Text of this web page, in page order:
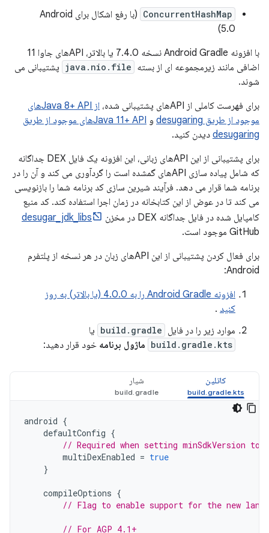
ConcurrentHashMap
(با رفع اشکال برای Android
5.0)
با افزونه Android Gradle نسخه 7.4.0 یا بالاتر، APIهای جاوا 11
اضافی مانند زیرمجموعه ای از بسته java.nio.file پشتیبانی می
شوند.
برای فهرست کاملی از APIهای پشتیبانی شده،
از Java 8+ APIهای
موجود از طریق desugaring
و
Java 11+ APIهای موجود از طریق
desugaring دیدن کنید.
برای پشتیبانی از این APIهای زبانی، این افزونه یک فایل DEX جداگانه
که شامل پیاده سازی APIهای گمشده است را گردآوری می کند و آن را در
برنامه شما قرار می دهد. فرآیند شیرین سازی کد برنامه شما را بازنویسی
می کند تا در عوض از این کتابخانه در زمان اجرا استفاده کند. کد منبع
کامپایل شده در فایل جداگانه DEX در مخزن
desugar_jdk_libs
GitHub موجود است.
برای فعال کردن پشتیبانی از این APIهای زبان در هر نسخه از پلتفرم
Android:
افزونه Android Gradle را به 4.0.0 (یا بالاتر) به روز
کنید .
موارد زیر را در فایل build.gradle یا
build.gradle.kts ماژول برنامه خود قرار دهید:
کاتلین شیار
android {
defaultConfig {
// Required when setting minSdkVersion to
multiDexEnabled = true
}
compileOptions {
// Flag to enable support for the new
// For AGP 4.1+